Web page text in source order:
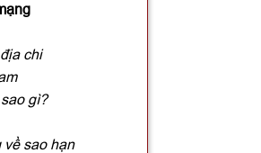
chi
gì?
về sao hạn